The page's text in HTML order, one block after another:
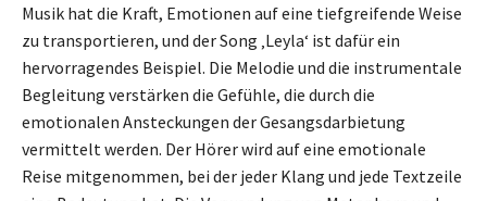
Musik hat die Kraft, Emotionen auf eine tiefgreifende Weise
zu transportieren, und der Song ‚Leyla‘ ist dafür ein
hervorragendes Beispiel. Die Melodie und die instrumentale
Begleitung verstärken die Gefühle, die durch die
emotionalen Ansteckungen der Gesangsdarbietung
vermittelt werden. Der Hörer wird auf eine emotionale
Reise mitgenommen, bei der jeder Klang und jede Textzeile